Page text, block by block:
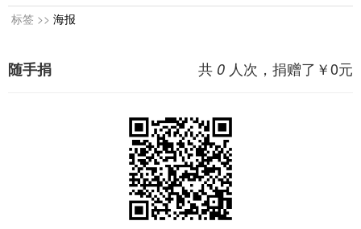
标签 >> 海报
共 0 人次，捐赠了￥0元
随手捐